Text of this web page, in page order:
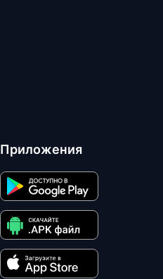
Приложения